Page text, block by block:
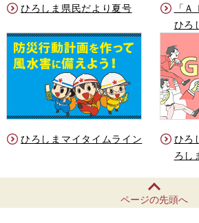
ひろしま県民だより夏号
「
ひろ
ひろしまマイタイムライン
ひろ
ろし
ページの先頭へ